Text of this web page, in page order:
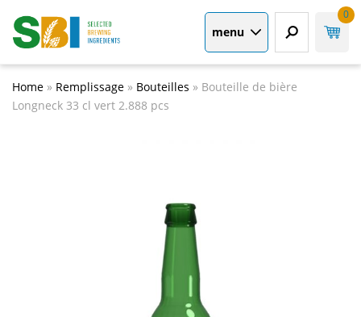
menu
0
Home » Remplissage » Bouteilles » Bouteille de bière
Longneck 33 cl vert 2.888 pcs